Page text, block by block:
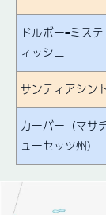
ドルボー=ミステ
ィッシニ
サンティアシン
カーバー（マサ
ューセッツ州）